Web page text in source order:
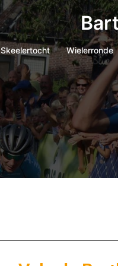
Skeelertocht Wielerronde